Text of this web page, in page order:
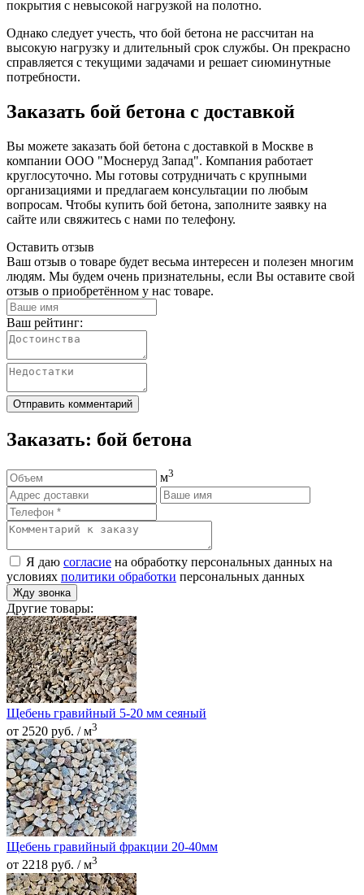
покрытия с невысокой нагрузкой на полотно.
Однако следует учесть, что бой бетона не рассчитан на
высокую нагрузку и длительный срок службы. Он прекрасно
справляется с текущими задачами и решает сиюминутные
потребности.
Заказать бой бетона с доставкой
Вы можете заказать бой бетона с доставкой в Москве в
компании ООО "Моснеруд Запад". Компания работает
круглосуточно. Мы готовы сотрудничать с крупными
организациями и предлагаем консультации по любым
вопросам. Чтобы купить бой бетона, заполните заявку на
сайте или свяжитесь с нами по телефону.
Оставить отзыв
Ваш отзыв о товаре будет весьма интересен и полезен многим
людям. Мы будем очень признательны, если Вы оставите свой
отзыв о приобретённом у нас товаре.
Ваш рейтинг:
Отправить комментарий
Заказать: бой бетона
м3
Я даю согласие на обработку персональных данных на
условиях политики обработки персональных данных
Жду звонка
Другие товары:
Щебень гравийный 5-20 мм сеяный
от 2520 руб. / м3
Щебень гравийный фракции 20-40мм
от 2218 руб. / м3